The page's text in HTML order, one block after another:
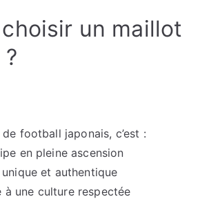
un maillot
football japonais, c’est :
en pleine ascension
et authentique
à une culture respectée